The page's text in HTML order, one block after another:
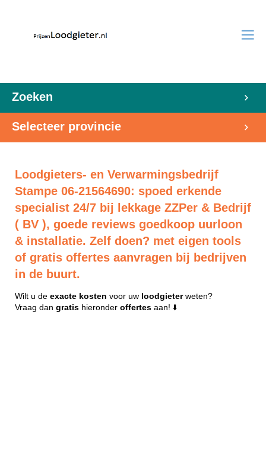
Zoeken
Selecteer provincie
Loodgieters- en Verwarmingsbedrijf
Stampe 06-21564690: spoed erkende
specialist 24/7 bij lekkage ZZPer & Bedrijf
( BV ), goede reviews goedkoop uurloon
& installatie. Zelf doen? met eigen tools
of gratis offertes aanvragen bij bedrijven
in de buurt.
Wilt u de exacte kosten voor uw loodgieterweten?
Vraag dan gratis hieronder offertes aan! ⬇️